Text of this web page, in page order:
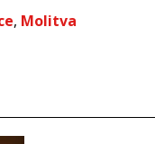
, Molitva